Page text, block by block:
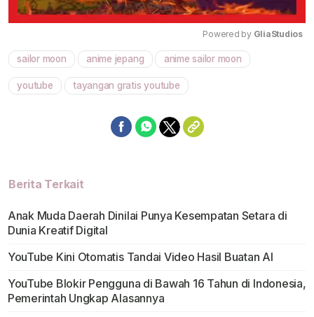
Powered by GliaStudios
sailor moon anime jepang anime sailor moon
youtube tayangan gratis youtube
Berita Terkait
Anak Muda Daerah Dinilai Punya Kesempatan Setara di
Dunia Kreatif Digital
YouTube Kini Otomatis Tandai Video Hasil Buatan AI
YouTube Blokir Pengguna di Bawah 16 Tahun di Indonesia,
Pemerintah Ungkap Alasannya